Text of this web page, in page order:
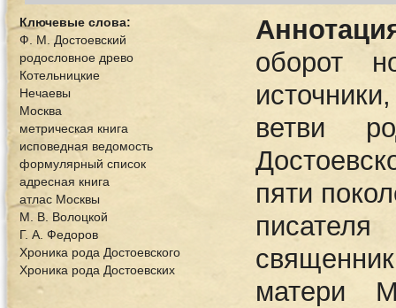
Ключевые слова:
Ф. М. Достоевский
родословное древо
Котельницкие
Нечаевы
Москва
метрическая книга
исповедная ведомость
формулярный список
адресная книга
атлас Москвы
М. В. Волоцкой
Г. А. Федоров
Хроника рода Достоевского
Хроника рода Достоевских
оборот
ветви
пяти
матери